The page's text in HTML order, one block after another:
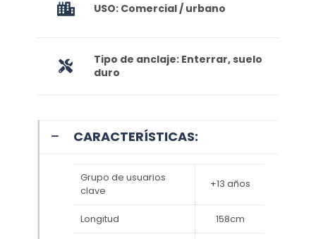
USO: Comercial / urbano
Tipo de anclaje: Enterrar, suelo
duro
CARACTERÍSTICAS:
Grupo de usuarios
clave
+13 años
Longitud 158cm